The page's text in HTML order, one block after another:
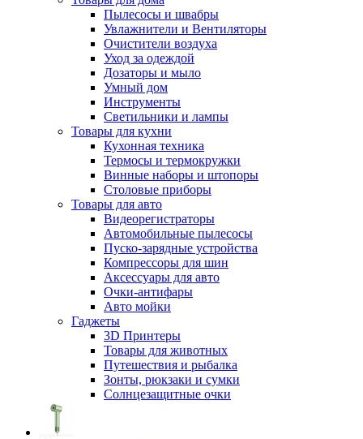
Пылесосы и швабры
Увлажнители и Вентиляторы
Очистители воздуха
Уход за одеждой
Дозаторы и мыло
Умный дом
Инструменты
Светильники и лампы
Товары для кухни
Кухонная техника
Термосы и термокружки
Винные наборы и штопоры
Столовые приборы
Товары для авто
Видеорегистраторы
Автомобильные пылесосы
Пуско-зарядные устройства
Компрессоры для шин
Аксессуары для авто
Очки-антифары
Авто мойки
Гаджеты
3D Принтеры
Товары для животных
Путешествия и рыбалка
Зонты, рюкзаки и сумки
Солнцезащитные очки